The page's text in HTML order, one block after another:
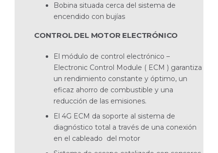
Bobina situada cerca del sistema de
encendido con bujías
CONTROL DEL MOTOR ELECTRÓNICO
El módulo de control electrónico –
Electronic Control Module ( ECM ) garantiza
un rendimiento constante y óptimo, un
eficaz ahorro de combustible y una
reducción de las emisiones.
El 4G ECM da soporte al sistema de
diagnóstico total a través de una conexión
en el cableado del motor